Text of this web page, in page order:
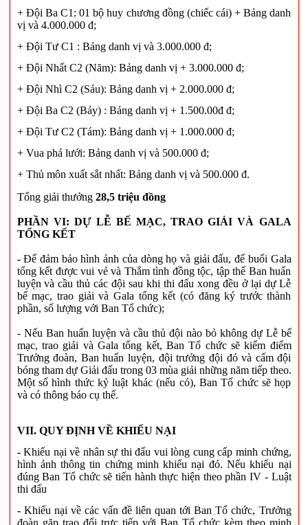
+ Đội Ba C1: 01 bộ huy chương đồng (chiếc cái) + Bảng danh
vị và 4.000.000 đ;
+ Đội Tư C1 : Bảng danh vị và 3.000.000 đ;
+ Đội Nhất C2 (Năm): Bảng danh vị + 3.000.000 đ;
+ Đội Nhì C2 (Sáu): Bảng danh vị + 2.000.000 đ;
+ Đội Ba C2 (Bảy) : Bảng danh vị + 1.500.00đ đ;
+ Đội Tư C2 (Tám): Bảng danh vị + 1.000.000 đ;
+ Vua phá lưới: Bảng danh vị và 500.000 đ;
+ Thủ môn xuất sắt nhất: Bảng danh vị và 500.000 đ.
Tổng giải thưởng 28,5 triệu đồng
PHẦN VI: DỰ LỄ BẾ MẠC, TRAO GIẢI VÀ GALA
TỔNG KẾT
-Để đảm bảo hình ảnh của dòng họ và giải đấu, để buổi Gala
tổng kết được vui vẻ và Thắm tình đồng tộc, tập thể Ban huấn
luyện và cầu thủ các đội sau khi thi đấu xong đều ở lại dự Lễ
bế mạc, trao giải và Gala tổng kết (có đăng ký trước thành
phần, số lượng với Ban Tổ chức);
- Nếu Ban huấn luyện và cầu thủ đội nào bỏ không dự Lễ bế
mạc, trao giải và Gala tổng kết, Ban Tổ chức sẽ kiểm điểm
Trưởng đoàn, Ban huấn luyện, đội trưởng đội đó và cấm đội
bóng tham dự Giải đấu trong 03 mùa giải những năm tiếp theo.
Một số hình thức kỷ luật khác (nếu có), Ban Tổ chức sẽ họp
và có thông báo cụ thể.
VII. QUY ĐỊNH VỀ KHIẾU NẠI
-Khiếu nại về nhân sự thi đấu vui lòng cung cấp minh chứng,
hình ảnh thông tin chứng minh khiếu nại đó. Nếu khiếu nại
đúng Ban Tổ chức sẽ tiến hành thực hiện theo phần IV - Luật
thi đấu
-Khiếu nại về các vấn đề liên quan tới Ban Tổ chức, Trưởng
đoàn gặp trao đổi trực tiếp với Ban Tổ chức kèm theo minh